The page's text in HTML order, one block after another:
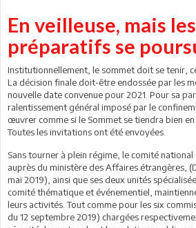
En veilleuse, mais les
préparatifs se
Institutionnellement, le sommet doit se tenir,
La décision finale doit-être endossée par les
nouvelle date convenue pour 2021. Pour sa
ralentissement général imposé par le
œuvrer comme si le Sommet se tiendra bien
Toutes les invitations ont été envoyées.
Sans tourner à plein régime, le comité
auprès du ministère des Affaires étrangères,
mai 2019), ainsi que ses deux unités
comité thématique et événementiel,
leurs activités. Tout comme pour les six
du 12 septembre 2019) chargées